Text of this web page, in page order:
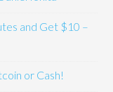
and Get $10 –
or Cash!